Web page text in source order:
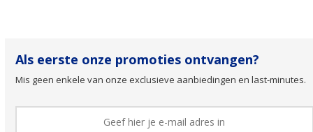
Als eerste onze promoties ontvangen?
Mis geen enkele van onze exclusieve aanbiedingen en last-minutes.